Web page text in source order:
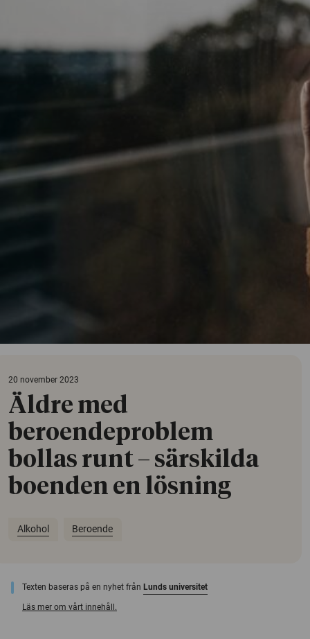
20 november 2023
Äldre med
beroendeproblem
bollas runt – särskilda
boenden en lösning
Alkohol Beroende
Texten baseras på en nyhet från Lunds universitet
Läs mer om vårt innehåll.